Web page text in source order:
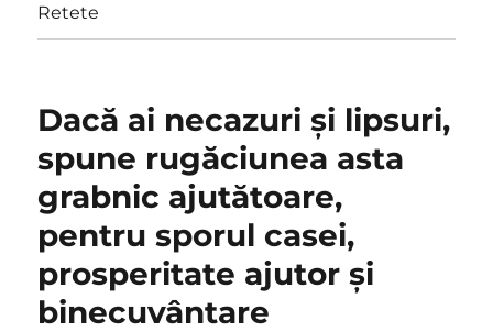
Retete
Dacă ai necazuri și lipsuri,
spune rugăciunea asta
grabnic ajutătoare,
pentru sporul casei,
prosperitate ajutor și
binecuvântare